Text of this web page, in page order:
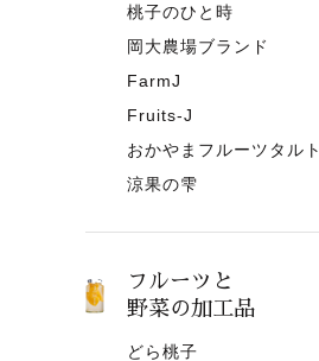
桃子のひと時
岡大農場ブランド
FarmJ
Fruits-J
おかやまフルーツタルト
涼果の雫
フルーツと
野菜の加工品
どら桃子